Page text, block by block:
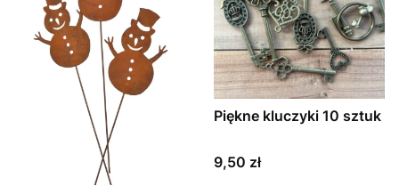
Piękne kluczyki 10 sztuk
Cena
9,50 zł